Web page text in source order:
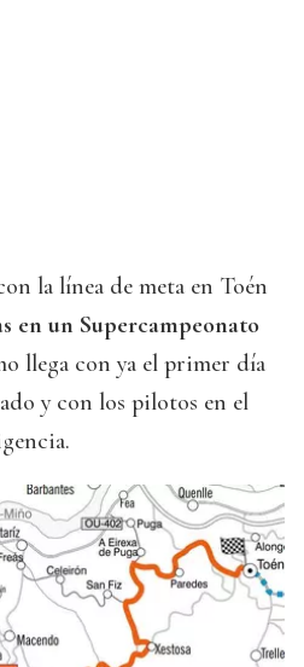
la línea de meta en Toén
en un Supercampeonato
llega con ya el primer día
y con los pilotos en el